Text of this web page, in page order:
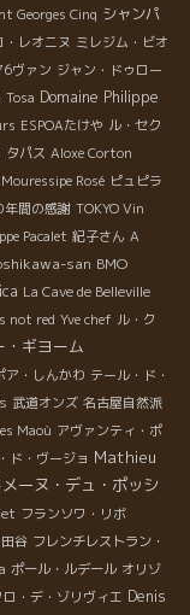
Georges Cinq シャンパ
・レオニヌ ミレジム・ビオ
ヴァン ジャン・ドゥロー
Tosa Domaine Philippe
ESPOAたけや ル・セク
タパス Aloxe Corton
Mouressipe Rosé ピュピラ
年間の感謝 TOKYO Vin
Pacalet 紀子さん A
san BMO
La Cave de Belleville
not red Yve chef ル・ク
・ギヨーム
ア・しんかわ テール・ド・
武道オンズ 名古屋自然派
Maoù アヴァンティ・ポ
ド・ヴージョ Mathieu
メーヌ・デュ・ポッシ
フランソワ・リボ
谷 フレンチレストラン・
ポール・ルデール オリゾ
ロ・デ・ゾリヴィエ Denis